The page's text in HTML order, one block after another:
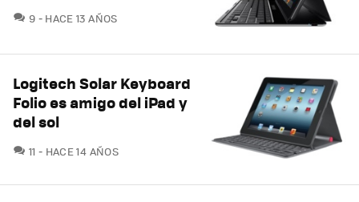
9 COMENTARIOS
HACE 13 AÑOS
Logitech Solar Keyboard
Folio es amigo del iPad y
del sol
11 COMENTARIOS
HACE 14 AÑOS